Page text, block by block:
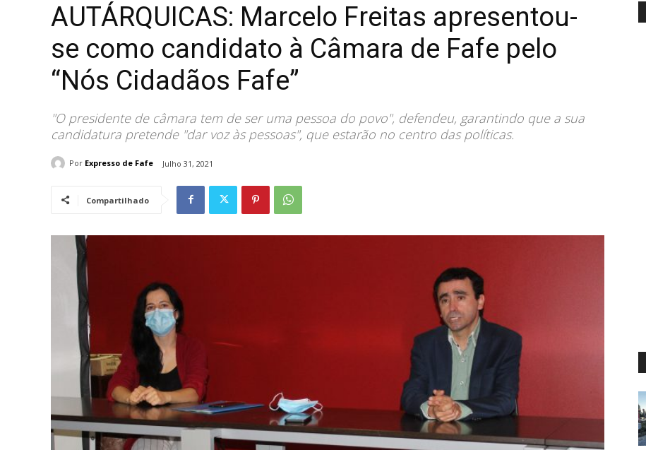
AUTÁRQUICAS: Marcelo Freitas apresentou-
se como candidato à Câmara de Fafe pelo
“Nós Cidadãos Fafe”
"O presidente de câmara tem de ser uma pessoa do povo", defendeu, garantindo que a sua
candidatura pretende "dar voz às pessoas", que estarão no centro das políticas.
Por Expresso de Fafe Julho 31, 2021
Compartilhado